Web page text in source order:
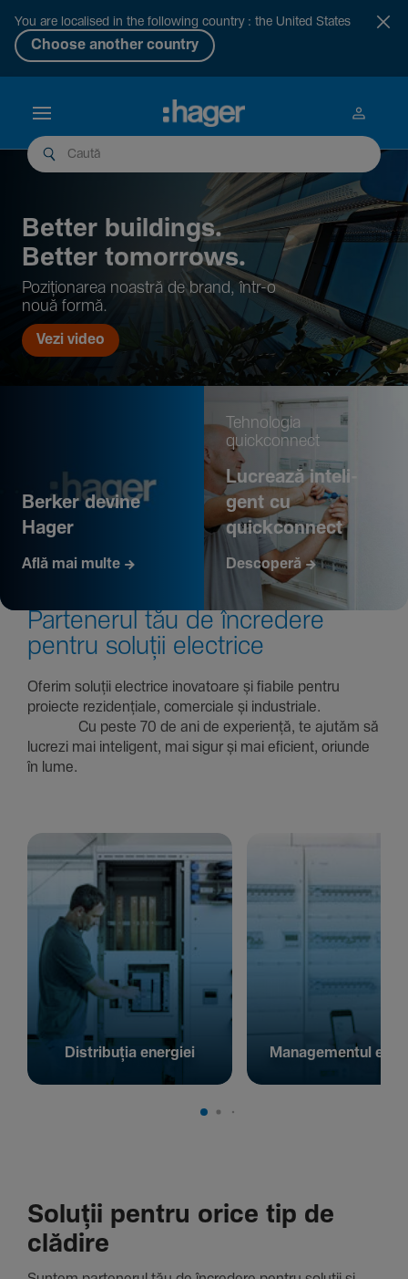
You are localised in the following country : the United States
Choose another country
Better buil­dings.
Better tomor­rows.
Pozi­țio­narea noastră de brand, într-o
nouă formă.
Vezi video
Berker devine
Hager
Află mai multe
Tehno­logia
quickconnect
Lucrează inte­li­
gent cu
quickconnect
Descoperă
Parte­nerul tău de încre­dere
pentru soluții electrice
Oferim soluții electrice inova­toare și fiabile pentru
proiecte rezi­den­țiale, comer­ciale și indus­triale.
Cu peste 70 de ani de expe­riență, te ajutăm să
lucrezi mai inte­li­gent, mai sigur și mai eficient, oriunde
în lume.
Distribuția energiei Managementul
Soluții pentru orice tip de
clădire